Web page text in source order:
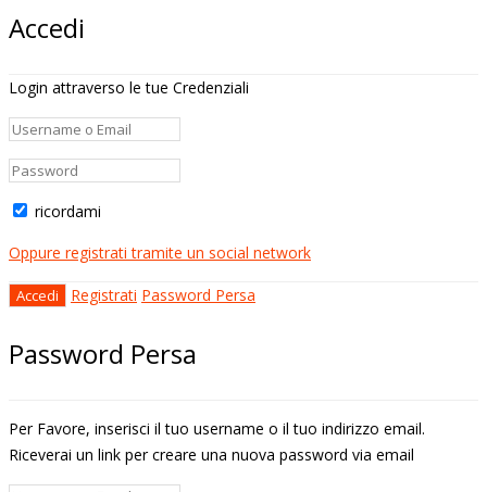
Accedi
Login attraverso le tue Credenziali
ricordami
Oppure registrati tramite un social network
Registrati Password Persa
Password Persa
Per Favore, inserisci il tuo username o il tuo indirizzo email.
Riceverai un link per creare una nuova password via email